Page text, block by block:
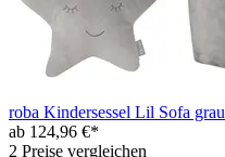
roba Kindersessel Lil Sofa grau
ab 124,96 €*
2 Preise vergleichen